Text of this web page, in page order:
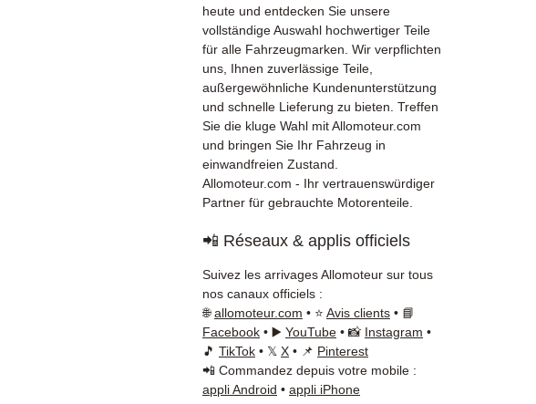
heute und entdecken Sie unsere
vollständige Auswahl hochwertiger Teile
für alle Fahrzeugmarken. Wir verpflichten
uns, Ihnen zuverlässige Teile,
außergewöhnliche Kundenunterstützung
und schnelle Lieferung zu bieten. Treffen
Sie die kluge Wahl mit Allomoteur.com
und bringen Sie Ihr Fahrzeug in
einwandfreien Zustand.
Allomoteur.com - Ihr vertrauenswürdiger
Partner für gebrauchte Motorenteile.
📲 Réseaux & applis officiels
Suivez les arrivages Allomoteur sur tous
nos canaux officiels :
🌐allomoteur.com • ⭐ Avis clients • 📘
Facebook • ▶️ YouTube • 📸 Instagram •
🎵 TikTok • 𝕏 X • 📌 Pinterest
📲 Commandez depuis votre mobile :
appli Android • appli iPhone